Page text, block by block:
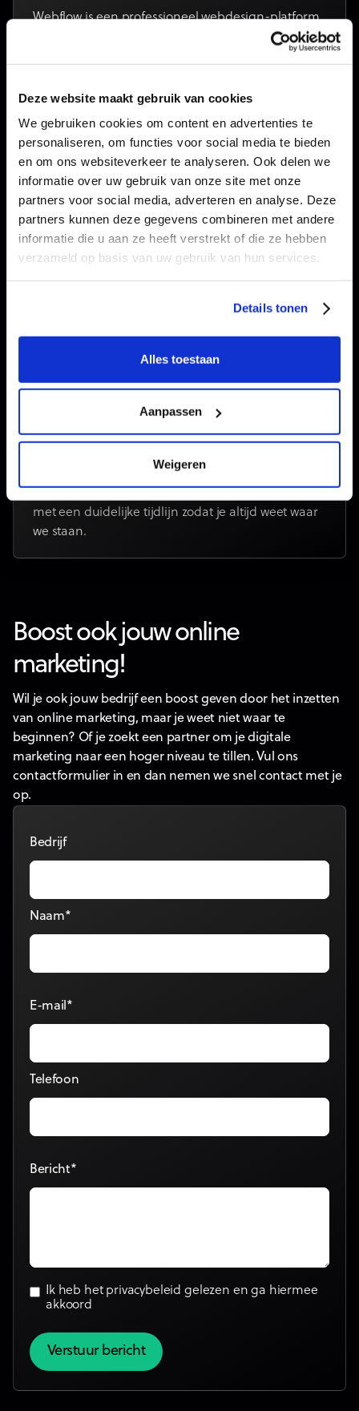
Deze website maakt gebruik van cookies
We gebruiken cookies om content en advertenties te
personaliseren, om functies voor social media te bieden
en om ons websiteverkeer te analyseren. Ook delen we
informatie over uw gebruik van onze site met onze
partners voor social media, adverteren en analyse. Deze
partners kunnen deze gegevens combineren met andere
informatie die u aan ze heeft verstrekt of die ze hebben
verzameld op basis van uw gebruik van hun services.
Details tonen
Alles toestaan
Aanpassen
Weigeren
Webflow is een professioneel webdesign-platform
combineert met het gebruiksgemak van een CMS.
basis en een website die je eenvoudig zelf beheert.
Bouwen jullie ook webshops?
Ja, webouwen e-commercewebsites gekoppeld
aan externe platformen zoals Shopify.Vertel ons wat
je nodig hebt en we zoeken de beste oplossing.
Kan ik mijn website nadien zelf aanpassen?
Absoluut. Webouwen websites met een
gebruiksvriendelijk CMS zodat eenvoudige,
Hoe lang duurt een websiteproject?
Gemiddeld 4 tot 8 weken, afhankelijk van de
met een duidelijke tijdlijn zodat je altijd weet waar
we staan.
Boost ook jouw online
marketing!
Wil je ook jouw bedrijf een boost geven door het inzetten
van online marketing, maar je weet niet waar te
beginnen? Of je zoekt een partner om je digitale
marketing naar een hoger niveau te tillen. Vul ons
contactformulier in en dan nemen we snel contact met je
op.
Bedrijf
Naam*
E-mail*
Telefoon
Bericht*
Ik heb het privacybeleid gelezen en ga hiermee
akkoord